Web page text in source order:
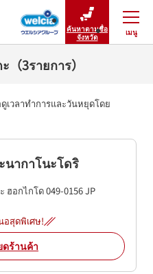
ค้นหาตามชื่อ
จังหวัด
เมนู
ปิดเมนู
3รายการ）
วลาทำการและวันหยุดโดย
นากาโนะโดริ
ฮอกไกโด049-0156JP
อสุดพิเศษ!
ดร้านค้า